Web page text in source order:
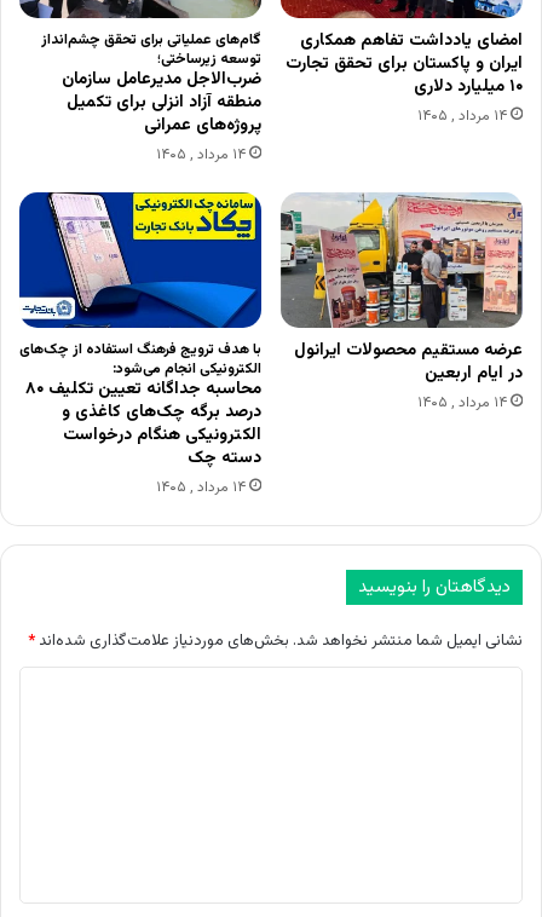
امضای یادداشت تفاهم همکاری
ایران و پاکستان برای تحقق تجارت
۱۰ میلیارد دلاری
۱۴ مرداد , ۱۴۰۵
گام‌های عملیاتی برای تحقق چشم‌انداز
توسعه زیرساختی؛
ضرب‌الاجل مدیرعامل سازمان
منطقه آزاد انزلی برای تکمیل
پروژه‌های عمرانی
۱۴ مرداد , ۱۴۰۵
عرضه مستقیم محصولات ایرانول
در ایام اربعین
۱۴ مرداد , ۱۴۰۵
با هدف ترویج فرهنگ استفاده از چک‌های
الکترونیکی انجام می‌شود:
محاسبه جداگانه تعیین تکلیف ۸۰
درصد برگه چک‌های کاغذی و
الکترونیکی هنگام درخواست
دسته چک
۱۴ مرداد , ۱۴۰۵
دیدگاهتان را بنویسید
نشانی ایمیل شما منتشر نخواهد شد. بخش‌های موردنیاز علامت‌گذاری شده‌اند *
*